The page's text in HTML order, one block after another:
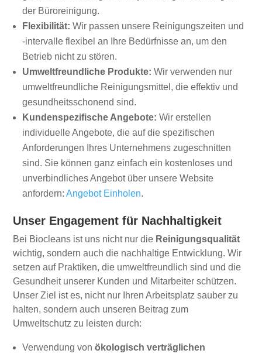
der Büroreinigung.
Flexibilität: Wir passen unsere Reinigungszeiten und
-intervalle flexibel an Ihre Bedürfnisse an, um den
Betrieb nicht zu stören.
Umweltfreundliche Produkte: Wir verwenden nur
umweltfreundliche Reinigungsmittel, die effektiv und
gesundheitsschonend sind.
Kundenspezifische Angebote: Wir erstellen
individuelle Angebote, die auf die spezifischen
Anforderungen Ihres Unternehmens zugeschnitten
sind. Sie können ganz einfach ein kostenloses und
unverbindliches Angebot über unsere Website
anfordern:Angebot Einholen.
Unser Engagement für Nachhaltigkeit
Bei Biocleans ist uns nicht nur die Reinigungsqualität
wichtig, sondern auch die nachhaltige Entwicklung. Wir
setzen auf Praktiken, die umweltfreundlich sind und die
Gesundheit unserer Kunden und Mitarbeiter schützen.
Unser Ziel ist es, nicht nur Ihren Arbeitsplatz sauber zu
halten, sondern auch unseren Beitrag zum
Umweltschutz zu leisten durch:
Verwendung vonökologisch verträglichen